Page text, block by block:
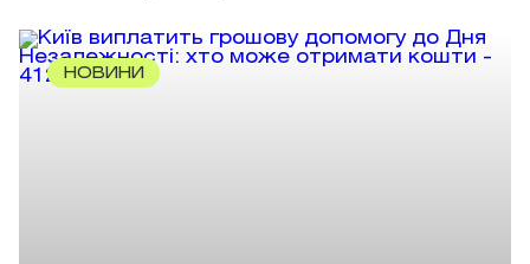
НОВИНИ